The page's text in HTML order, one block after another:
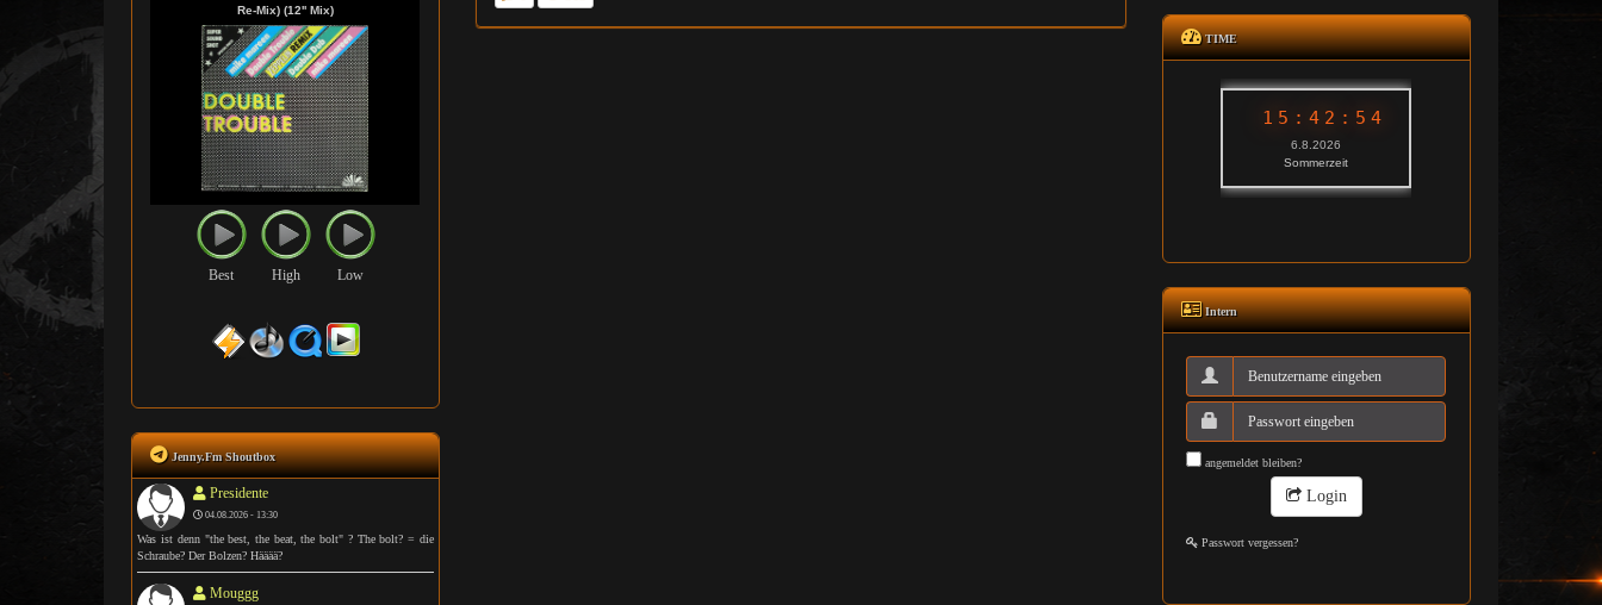
Best High Low
Jenny.Fm Shoutbox
Presidente
04.08.2026 - 13:30
Was ist denn "the best, the beat, the bolt" ? The bolt? = die
Schraube? Der Bolzen? Hääää?
Mouggg
TIME
Intern
angemeldet bleiben?
Login
Passwort vergessen?